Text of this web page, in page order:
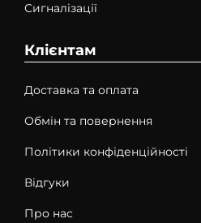
Сигналізації
Клієнтам
Доставка та оплата
Обмін та повернення
Політики конфіденційності
Відгуки
Про нас